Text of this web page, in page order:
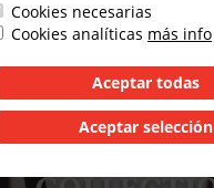
Cookies necesarias
Cookies analíticas más info
Aceptar todas
Aceptar selección